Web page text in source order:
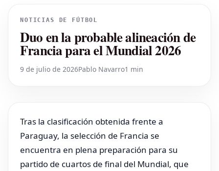
NOTICIAS DE FÚTBOL
Duo en la probable alineación de
Francia para el Mundial 2026
9 de julio de 2026Pablo Navarro1 min
Tras la clasificación obtenida frente a
Paraguay, la selección de Francia se
encuentra en plena preparación para su
partido de cuartos de final del Mundial, que